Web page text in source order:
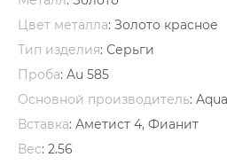
Цвет металла: Золото красное
Тип изделия: Серьги
Проба: Au 585
Основной производитель:
Вставка: Аметист 4, Фианит
Вес: 2.56